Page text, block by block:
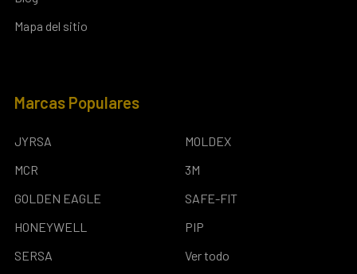
Mapa del sitio
Marcas Populares
JYRSA
MCR
GOLDEN EAGLE
HONEYWELL
SERSA
MOLDEX
3M
SAFE-FIT
PIP
Ver todo